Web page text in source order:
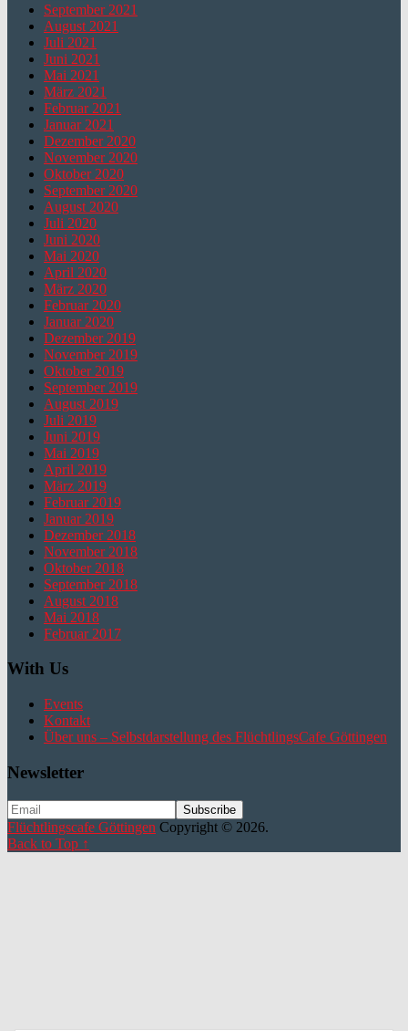
September 2021
August 2021
Juli 2021
Juni 2021
Mai 2021
März 2021
Februar 2021
Januar 2021
Dezember 2020
November 2020
Oktober 2020
September 2020
August 2020
Juli 2020
Juni 2020
Mai 2020
April 2020
März 2020
Februar 2020
Januar 2020
Dezember 2019
November 2019
Oktober 2019
September 2019
August 2019
Juli 2019
Juni 2019
Mai 2019
April 2019
März 2019
Februar 2019
Januar 2019
Dezember 2018
November 2018
Oktober 2018
September 2018
August 2018
Mai 2018
Februar 2017
With Us
Events
Kontakt
Über uns – Selbstdarstellung des FlüchtlingsCafe Göttingen
Newsletter
Flüchtlingscafe Göttingen Copyright © 2026.
Back to Top ↑